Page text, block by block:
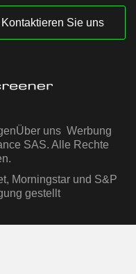
Kontaktieren Sie uns
Über uns Werbung
SAS. Alle Rechte
Morningstar und S&P
gestellt